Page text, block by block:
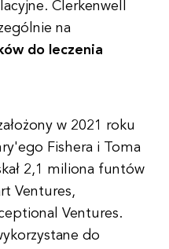
Clerkenwell
na
do leczenia
w 2021 roku
Fishera i Toma
2,1 miliona funtów
Ventures,
Ventures.
do